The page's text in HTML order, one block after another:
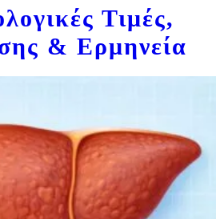
Τιμές,
& Ερμηνεία